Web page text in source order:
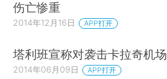
伤亡惨重
2014年12月16日 APP打开
塔利班宣称对袭击卡拉奇机
2014年06月09日 APP打开